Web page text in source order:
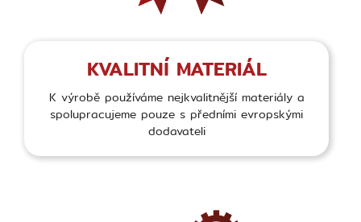
KVALITNÍ MATERIÁL
K výrobě používáme nejkvalitnější materiály a
spolupracujeme pouze s předními evropskými
dodavateli